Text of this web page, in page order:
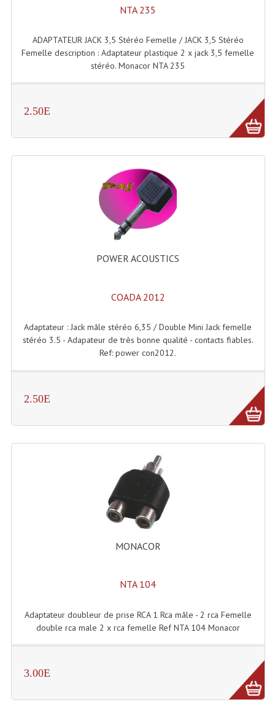
Digital Package Et Logiciel
Limiteur De Niveau Sonore
Microphones Scène Et Studio
Microphones Filaires
Micro Sans Fil HF VHF 200MHZ
Micro Sans Fil HF UHF 800MHZ
Multi-Effets, Reverbes Etc...
Peripheriques Traitements Et Accessoires
Système Sans Fil In-Ear Monitoring
Table Mixages Et Contrôleurs & Consoles
Tables De Mixage DJ
Consoles Numériques
NTA 235
ADAPTATEUR JACK 3,5 Stéréo Femelle / JACK 3,5 Stéréo
Femelle description : Adaptateur plastique 2 x jack 3,5 femelle
stéréo. Monacor NTA 235
2.50E
POWER ACOUSTICS
COADA 2012
Adaptateur : Jack mâle stéréo 6,35 / Double Mini Jack femelle
stéréo 3.5 - Adapateur de très bonne qualité - contacts fiables.
Ref: power con2012.
2.50E
MONACOR
NTA 104
Adaptateur doubleur de prise RCA 1 Rca mâle - 2 rca Femelle
double rca male 2 x rca femelle Ref NTA 104 Monacor
3.00E